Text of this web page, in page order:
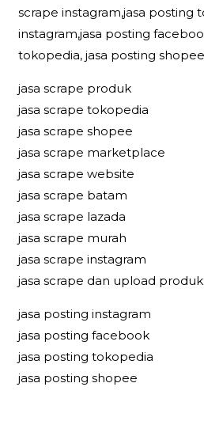
scrape instagram,jasa posting
instagram,jasa posting
tokopedia, jasa posting shopee
jasa scrape produk
jasa scrape tokopedia
jasa scrape shopee
jasa scrape marketplace
jasa scrape website
jasa scrape batam
jasa scrape lazada
jasa scrape murah
jasa scrape instagram
jasa scrape dan upload produk
jasa posting instagram
jasa posting facebook
jasa posting tokopedia
jasa posting shopee